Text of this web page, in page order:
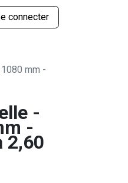
connecter
mm -
-
-
2,60